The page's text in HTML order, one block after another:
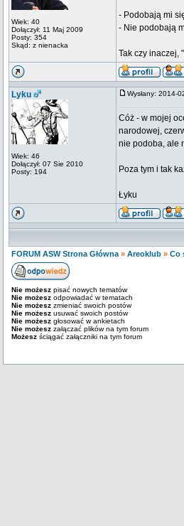
Wiek: 40
Dołączył: 11 Maj 2009
Posty: 354
Skąd: z nienacka
- Podobają mi
- Nie podobają
Tak czy inaczej,
Lyku
Wiek: 46
Dołączył: 07 Sie 2010
Posty: 194
Wysłany: 2014-
Cóż - w mojej
narodowej,
nie podoba, ale
Poza tym i tak
Łyku
FORUM ASW Strona Główna » Areoklub » Co
Nie możesz pisać nowych tematów
Nie możesz odpowiadać w tematach
Nie możesz zmieniać swoich postów
Nie możesz usuwać swoich postów
Nie możesz głosować w ankietach
Nie możesz załączać plików na tym forum
Możesz ściągać załączniki na tym forum